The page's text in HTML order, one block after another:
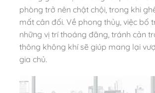
phòng trở nên chật chội, trong khi
mất cân đối. Về phong thủy, việc bố
những vị trí thoáng đãng, tránh cản
thông không khí sẽ giúp mang lại
gia chủ.